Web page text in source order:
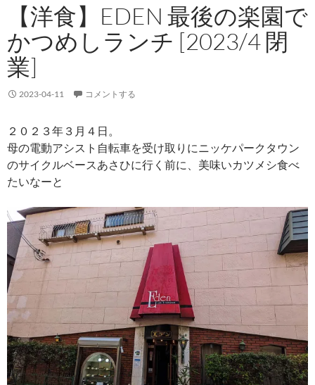
【洋食】EDEN 最後の楽園で
かつめしランチ [2023/4 閉
業]
2023-04-11 コメントする
２０２３年３月４日。
母の電動アシスト自転車を受け取りにニッケパークタウン
のサイクルベースあさひに行く前に、美味いカツメシ食べ
たいなーと